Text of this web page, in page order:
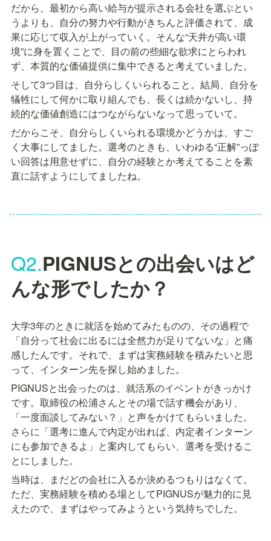
だから、最初から高い給与が提示される会社を選ぶとい
うよりも、自分の努力や行動がきちんと評価されて、成
果に応じて収入が上がっていく。そんな“天井が高い環
境”に身を置くことで、目の前の些細な欲求にとらわれ
ず、本質的な価値提供に集中できると考えていました。
そして3つ目は、自分らしくいられること。結局、自分を
犠牲にして何かに取り組んでも、長くは続かないし、持
続的な価値創造にはつながらないなって思っていて。
だからこそ、自分らしくいられる環境かどうかは、すご
く大事にしてました。選考のときも、いわゆる“正解”っぽ
い回答は用意せずに、自分の経験とか考えてることを素
直に話すようにしてましたね。
Q2.PIGNUSとの出会いはど
んな形でしたか？
大学3年のときに就活を始めてみたものの、その過程で
「自分って社会に出るには全然力が足りてないな」と痛
感したんです。それで、まずは実務経験を積みたいと思
って、インターン先を探し始めました。
PIGNUSと出会ったのは、就活系のイベントがきっかけ
です。取締役の松浦さんとその場で話す機会があり、
「一度面談してみない？」と声をかけてもらいました。
さらに「選考に進んで内定が出れば、内定者インターン
にも参加できるよ」と案内してもらい、選考を受けるこ
とにしました。
当時は、まだどの会社に入るか決めるつもりはなくて。
ただ、実務経験を積める場としてPIGNUSが魅力的に見
えたので、まずはやってみようという気持ちでした。